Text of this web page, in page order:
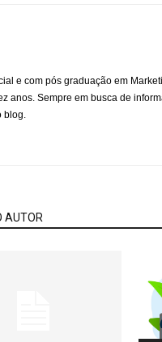
e com pós graduação em
anos. Sempre em busca de
blog.
AUTOR